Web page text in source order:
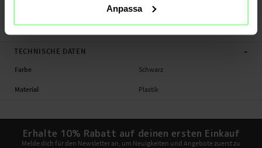
Anpassa
Rundumschutz Handyhülle, Kameraabdeckung, Handy
TECHNISCHE DATEN -
Farbe Schwarz
Material Plastik
Erhalte 10% Rabatt auf deinen ersten Einkauf
Melde dich für den Newsletter an, um Neuigkeiten und Angebote zuerst zu